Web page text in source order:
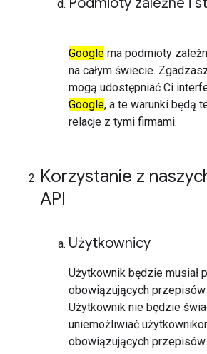
Google ma podmioty
na całym świecie.
mogą udostępniać Ci
Google, a te warunki będą
relacje z tymi firmami.
Korzystanie z
API
Użytkownicy
Użytkownik będzie musiał
obowiązujących przepisów
Użytkownik nie będzie
uniemożliwiać
obowiązujących przepisów